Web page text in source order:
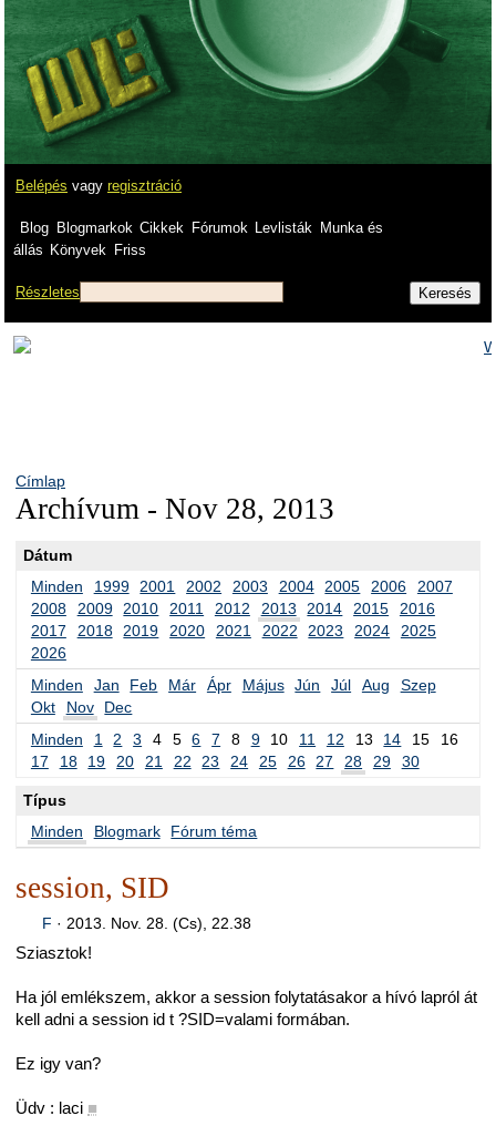
Belépés vagy regisztráció
Blog Blogmarkok Cikkek Fórumok Levlisták
Munka és
állás Könyvek Friss
Részletes
Címlap
Archívum - Nov 28, 2013
Dátum
Minden
1999 2001 2002 2003 2004 2005 2006
2007
2008
2009 2010 2011 2012 2013 2014 2015
2016
2017
2018 2019 2020 2021 2022 2023 2024
2025
2026
Minden
Jan Feb Már Ápr Május Jún Júl Aug
Szep
Okt
Nov
Dec
Minden
1 2 3 4 5 6 7 8 9 10 11 12 13 14 15
16
17
18 19 20 21 22 23 24 25 26 27 28 29 30
Típus
Minden
Blogmark Fórum téma
session, SID
F · 2013. Nov. 28. (Cs), 22.38
Sziasztok!
Ha jól emlékszem, akkor a session folytatásakor a hívó lapról át
kell adni a session id t ?SID=valami formában.
Ez igy van?
Üdv : laci ■